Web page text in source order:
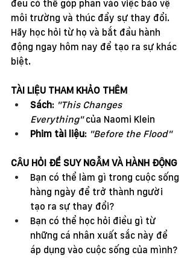
đều có thể góp phần vào việc bảo vệ
môi trường và thúc đẩy sự thay đổi.
Hãy học hỏi từ họ và bắt đầu hành
động ngay hôm nay để tạo ra sự khác
biệt.
TÀI LIỆU THAM KHẢO THÊM
Sách: "This Changes
Everything" của Naomi Klein
Phim tài liệu: "Before the Flood"
CÂU HỎI ĐỂ SUY NGẪM VÀ HÀNH ĐỘNG
Bạn có thể làm gì trong cuộc sống
hàng ngày để trở thành người
tạo ra sự thay đổi?
Bạn có thể học hỏi điều gì từ
những cá nhân xuất sắc này để
áp dụng vào cuộc sống của mình?